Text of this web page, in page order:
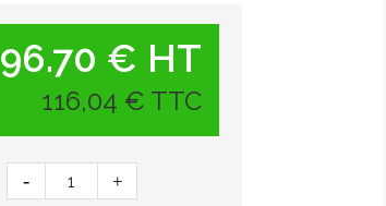
96.70 € HT
116,04 € TTC